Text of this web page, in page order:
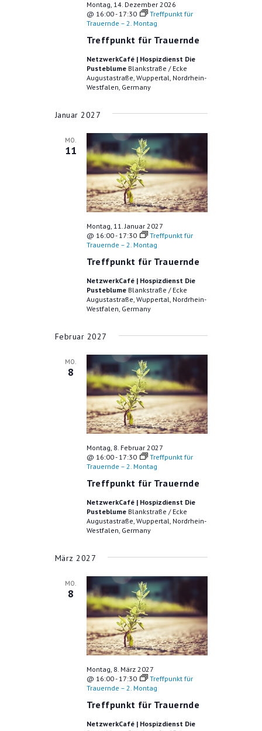
Treffpunkt für Trauernde
Montag, 14. Dezember 2026
@ 16:00- 17:30
Treffpunkt für
Trauernde – 2. Montag
NetzwerkCafé | Hospizdienst Die
Pusteblume Blankstraße / Ecke
Augustastraße, Wuppertal, Nordrhein-
Westfalen, Germany
Januar 2027
MO.
11
Treffpunkt für Trauernde
Montag, 11. Januar 2027
@ 16:00- 17:30
Treffpunkt für
Trauernde – 2. Montag
NetzwerkCafé | Hospizdienst Die
Pusteblume Blankstraße / Ecke
Augustastraße, Wuppertal, Nordrhein-
Westfalen, Germany
Februar 2027
MO.
8
Treffpunkt für Trauernde
Montag, 8. Februar 2027
@ 16:00- 17:30
Treffpunkt für
Trauernde – 2. Montag
NetzwerkCafé | Hospizdienst Die
Pusteblume Blankstraße / Ecke
Augustastraße, Wuppertal, Nordrhein-
Westfalen, Germany
März 2027
MO.
8
Treffpunkt für Trauernde
Montag, 8. März 2027
@ 16:00- 17:30
Treffpunkt für
Trauernde – 2. Montag
NetzwerkCafé | Hospizdienst Die